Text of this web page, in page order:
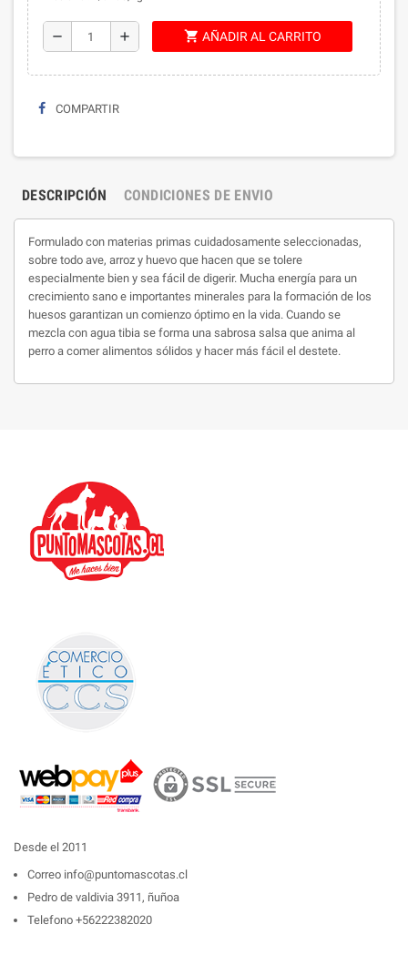
remove add shopping_cart AÑADIR AL CARRITO
COMPARTIR
DESCRIPCIÓN CONDICIONES DE ENVIO
Formulado con materias primas cuidadosamente seleccionadas,
sobre todo ave, arroz y huevo que hacen que se tolere
especialmente bien y sea fácil de digerir. Mucha energía para un
crecimiento sano e importantes minerales para la formación de los
huesos garantizan un comienzo óptimo en la vida. Cuando se
mezcla con agua tibia se forma una sabrosa salsa que anima al
perro a comer alimentos sólidos y hacer más fácil el destete.
Desde el 2011
Correo info@puntomascotas.cl
Pedro de valdivia 3911, ñuñoa
Telefono +56222382020